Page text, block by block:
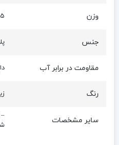
وزن
جنس
مقاومت در برابر آب
رنگ
سایر مشخصات